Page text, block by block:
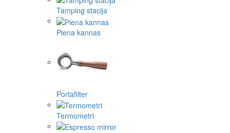
Tamping stacija
Piena kannas
Portafilter
Termometri